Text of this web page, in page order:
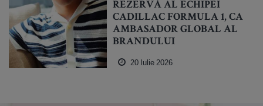
REZERVĂ AL ECHIPEI
CADILLAC FORMULA 1, CA
AMBASADOR GLOBAL AL
BRANDULUI
20 Iulie 2026